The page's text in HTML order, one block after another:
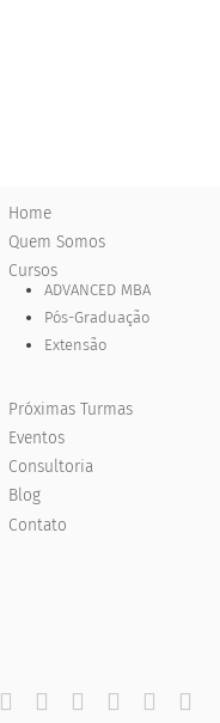
Home
Quem Somos
Cursos
ADVANCED MBA
Pós-Graduação
Extensão
Próximas Turmas
Eventos
Consultoria
Blog
Contato
     